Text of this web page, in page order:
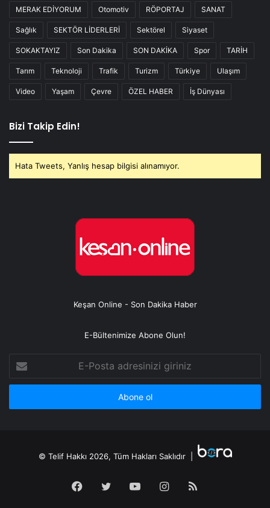
MERAK EDİYORUM Otomotiv RÖPORTAJ SANAT
Sağlık SEKTÖR LİDERLERİ Sektörel Siyaset
SOKAKTAYIZ Son Dakika SON DAKİKA Spor TARİH
Tarım Teknoloji Trafik Turizm Türkiye Ulaşım
Video Yaşam Çevre ÖZEL HABER İş Dünyası
Bizi Takip Edin!
Hata Tweets, Yanlış hesap bilgisi alınamıyor.
Keşan Online - Son Dakika Haber
E-Bültenimize Abone Olun!
Posta
adresinizi
© Telif Hakkı 2026, Tüm Hakları Saklıdır |
Facebook
Twitter YouTubeInstagram